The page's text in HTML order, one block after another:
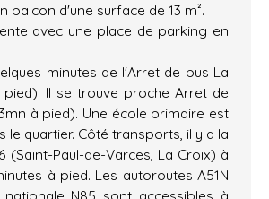
balcon d'une surface de 13 m².
avec une place de parking en
minutes de l'Arret de bus La
pied). Il se trouve proche Arret de
à pied). Une école primaire est
le quartier. Côté transports, il y a la
(Saint-Paul-de-Varces, La Croix) à
à pied. Les autoroutes A51N